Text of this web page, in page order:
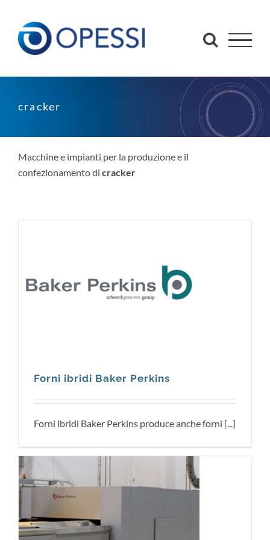
contenuto
cracker
Macchine e impianti per la produzione e il
confezionamento di cracker
Forni ibridi Baker Perkins
Forni ibridi Baker Perkins produce anche forni [...]